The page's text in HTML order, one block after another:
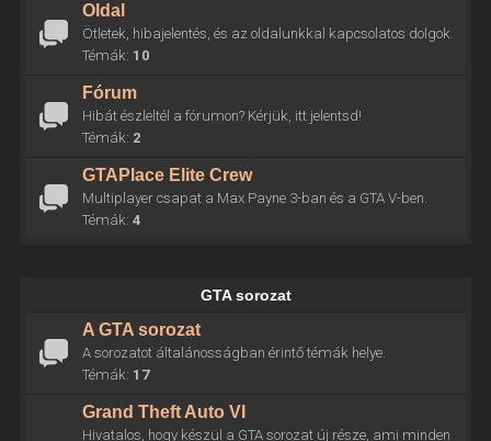
Oldal
Ötletek, hibajelentés, és az oldalunkkal kapcsolatos dolgok.
Témák: 10
Fórum
Hibát észleltél a fórumon? Kérjük, itt jelentsd!
Témák: 2
GTAPlace Elite Crew
Multiplayer csapat a Max Payne 3-ban és a GTA V-ben.
Témák: 4
GTA sorozat
A GTA sorozat
A sorozatot általánosságban érintő témák helye.
Témák: 17
Grand Theft Auto VI
Hivatalos, hogy készül a GTA sorozat új része, ami minden